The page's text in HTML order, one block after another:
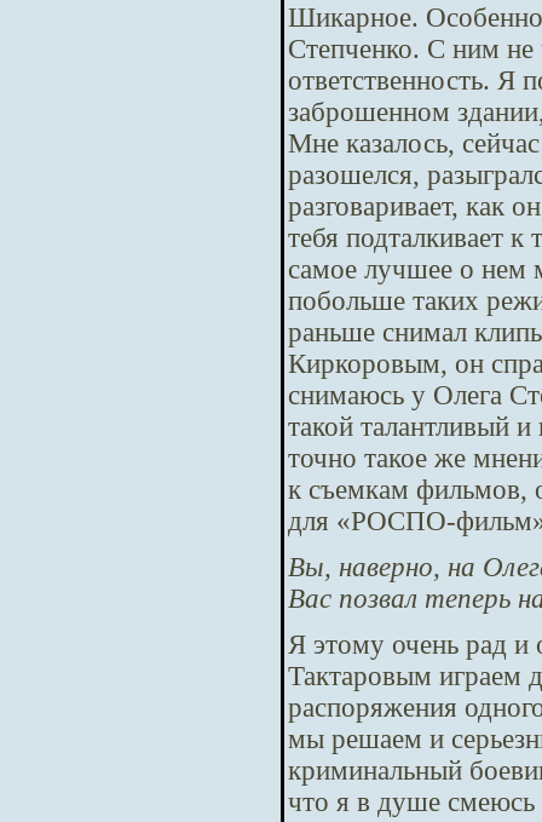
Шикарное. Особенно
Степченко. С ним не
ответственность. Я
заброшенном
Мне казалось,
разошелся,
разговаривает, как
тебя подталкивает
самое лучшее о нем
побольше таких
раньше снимал
Киркоровым, он
снимаюсь у Олега
такой талантливый
точно такое же
к съемкам фильмов,
для «РОСПО-
Вы, наверно, на
Вас позвал теперь
Я этому очень рад и
Тактаровым играем
распоряжения
мы решаем и
криминальный
что я в душе смеюсь